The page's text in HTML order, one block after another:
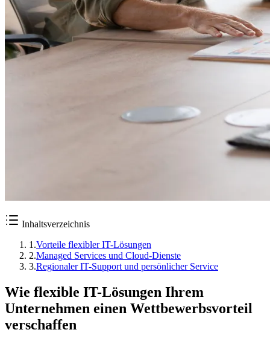
Inhaltsverzeichnis
1 .Vorteile flexibler IT-Lösungen
2.Managed Services und Cloud-Dienste
3.Regionaler IT-Support und persönlicher Service
Wie flexible IT-Lösungen Ihrem
Unternehmen einen Wettbewerbsvorteil
verschaffen